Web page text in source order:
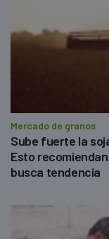
Mercado de granos
Sube fuerte la
Esto
busca tendencia